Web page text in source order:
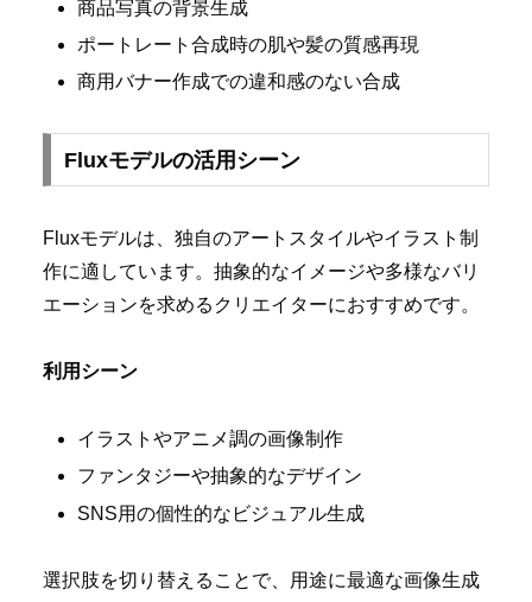
商品写真の背景生成
ポートレート合成時の肌や髪の質感再現
商用バナー作成での違和感のない合成
Fluxモデルの活用シーン
Fluxモデルは、独自のアートスタイルやイラスト制
作に適しています。抽象的なイメージや多様なバリ
エーションを求めるクリエイターにおすすめです。
利用シーン
イラストやアニメ調の画像制作
ファンタジーや抽象的なデザイン
SNS用の個性的なビジュアル生成
選択肢を切り替えることで、用途に最適な画像生成